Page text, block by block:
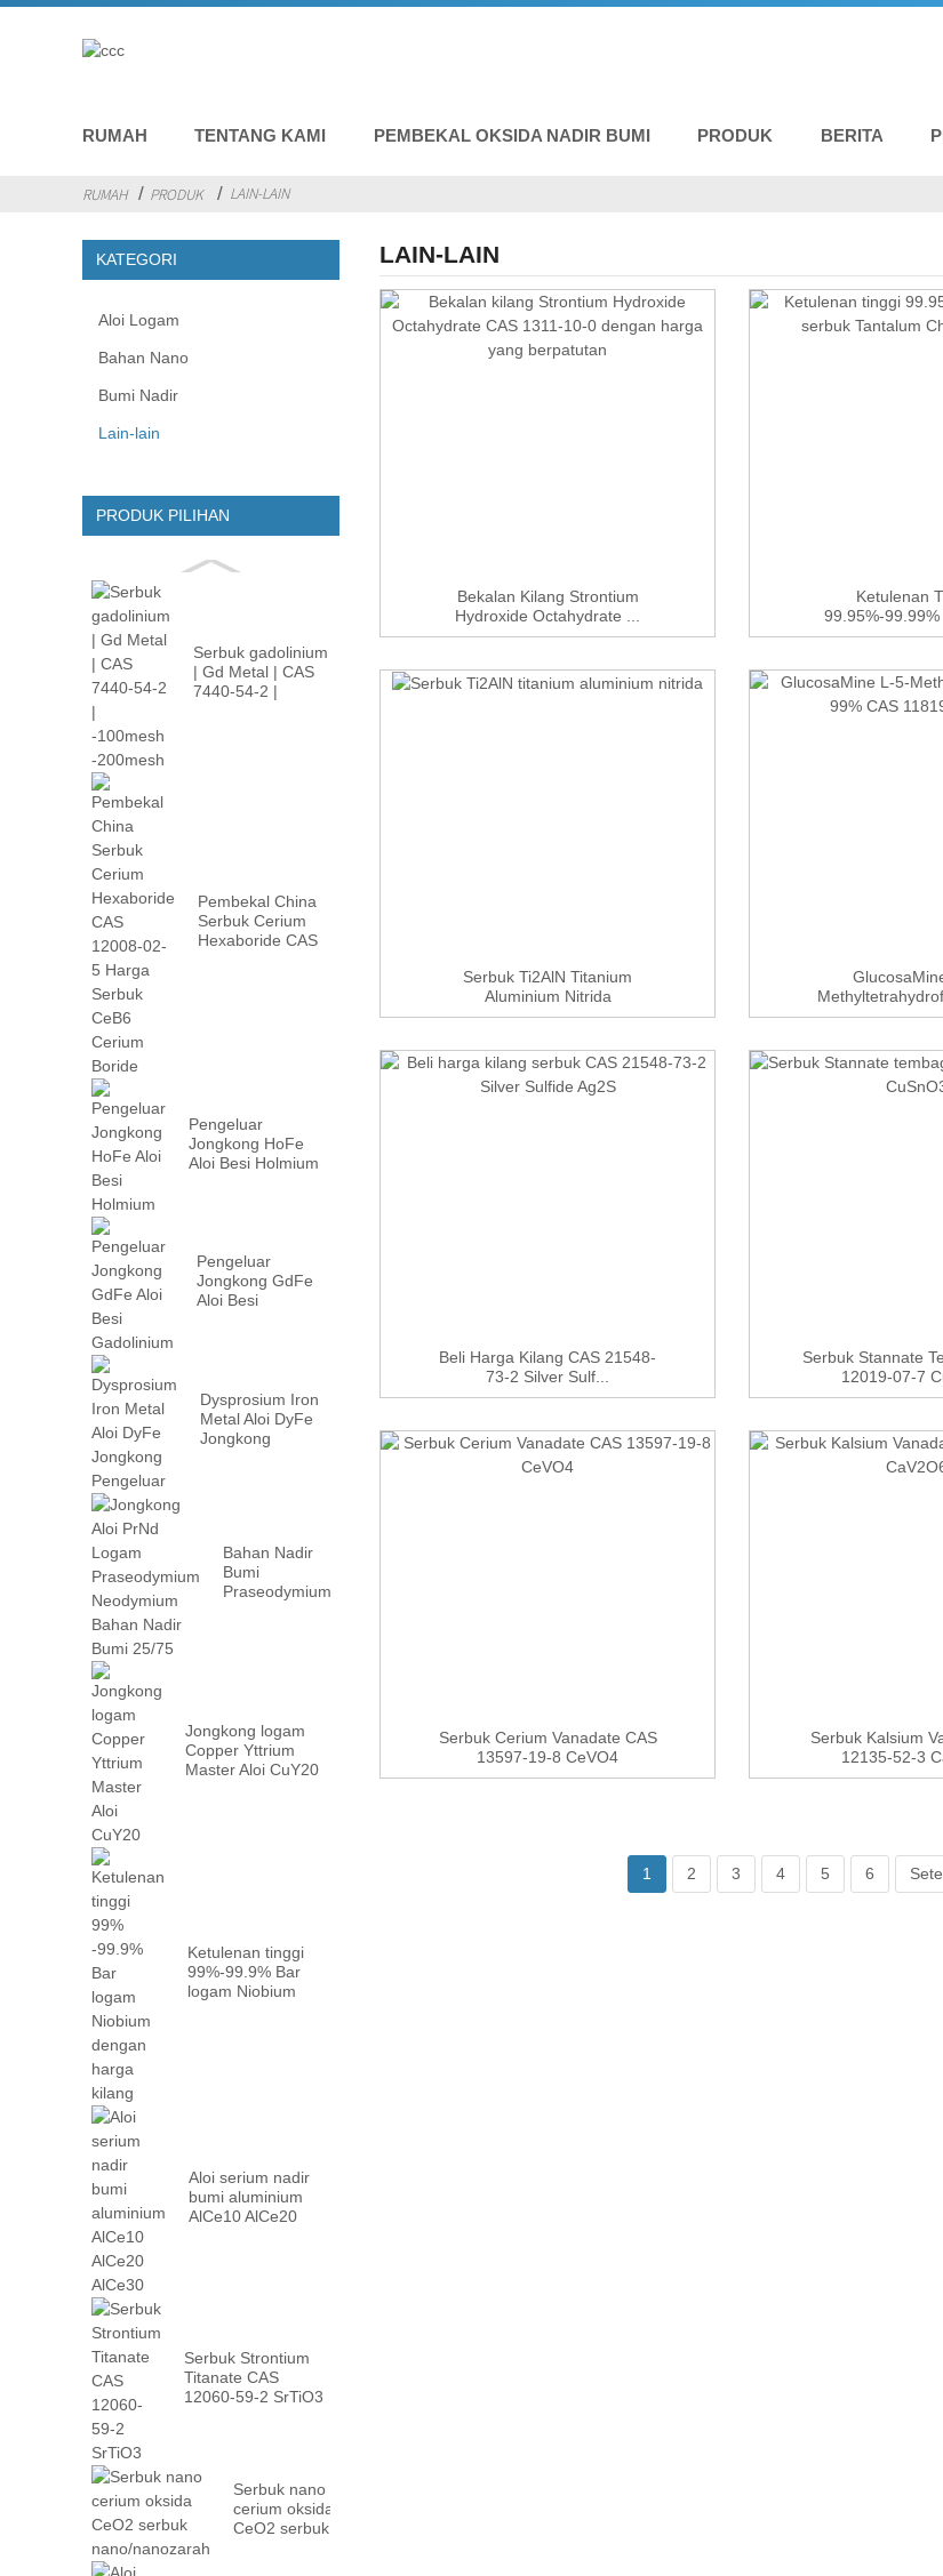
RUMAH TENTANG KAMI PEMBEKAL OKSIDA NADIR BUMI PRODUK BERITA
RUMAH PRODUK LAIN-LAIN
KATEGORI
Aloi Logam
Bahan Nano
Bumi Nadir
Lain-lain
PRODUK PILIHAN
Serbuk gadolinium
| Gd Metal | CAS
7440-54-2 |
Pembekal China
Serbuk Cerium
Hexaboride CAS
Pengeluar
Jongkong HoFe
Aloi Besi Holmium
Pengeluar
Jongkong GdFe
Aloi Besi
Dysprosium Iron
Metal Aloi DyFe
Jongkong
Bahan Nadir
Bumi
Praseodymium
Jongkong logam
Copper Yttrium
Master Aloi CuY20
Ketulenan tinggi
99%-99.9% Bar
logam Niobium
Aloi serium nadir
bumi aluminium
AlCe10 AlCe20
Serbuk Strontium
Titanate CAS
12060-59-2 SrTiO3
Serbuk nano
cerium oksida
CeO2 serbuk
LAIN-LAIN
Bekalan Kilang Strontium
Hydroxide Octahydrate ...
Ketulenan
99.95%-99.99%
Chloride
Serbuk Ti2AlN Titanium
Aluminium Nitrida
CAS ...
Beli Harga Kilang CAS 21548-
73-2 Silver Sulf...
Serbuk Stannate
12019-07-7
Serbuk Cerium Vanadate CAS
13597-19-8 CeVO4
Serbuk Kalsium
12135-52-3
1 2 3 4 5 6